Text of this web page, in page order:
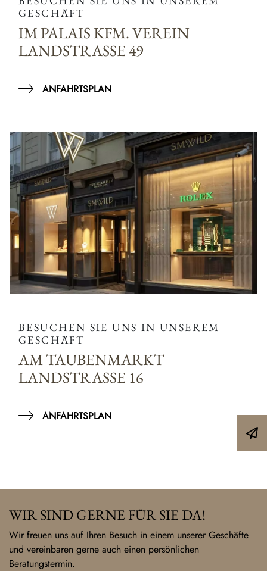
GESCHÄFT
IM PALAIS KFM. VEREIN
LANDSTRASSE 49
ANFAHRTSPLAN
BESUCHEN SIE UNS IN UNSEREM
GESCHÄFT
AM TAUBENMARKT
LANDSTRASSE 16
ANFAHRTSPLAN
WIR SIND GERNE FÜR SIE DA!
Wir freuen uns auf Ihren Besuch in einem unserer Geschäfte
und vereinbaren gerne auch einen persönlichen
Beratungstermin.